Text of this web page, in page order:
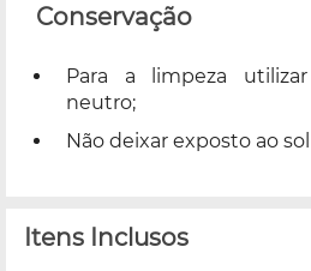
Conservação
Para a limpeza
neutro;
Não deixar exposto ao
Itens Inclusos